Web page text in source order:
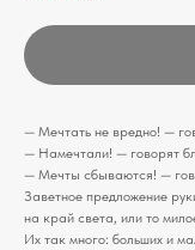
— Мечтать не вредно! —
— Намечтали! — говорят
— Мечты сбываются! —
Заветное предложение
на край света, или то
Их так много: больших и